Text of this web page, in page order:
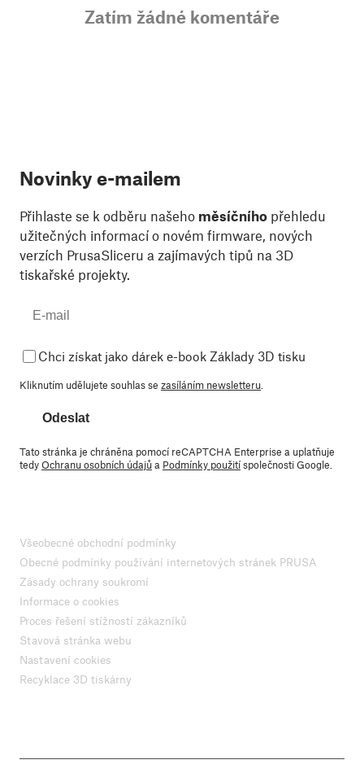
Zatím žádné komentáře
Novinky e-mailem
Přihlaste se k odběru našeho měsíčního přehledu
užitečných informací o novém firmware, nových
verzích PrusaSliceru a zajímavých tipů na 3D
tiskařské projekty.
Chci získat jako dárek e-book Základy 3D tisku
Kliknutím udělujete souhlas se zasíláním newsletteru
Odeslat
Tato stránka je chráněna pomocí reCAPTCHA Enterprise a uplatňuje
tedyOchranu osobních údajůa Podmínky použitíspolečnosti Google.
Všeobecné obchodní podmínky
Obecné podmínky používání internetových stránek PRUSA
Zásady ochrany soukromí
Informace o cookies
Proces řešení stížností zákazníků
Stavová stránka webu
Nastavení cookies
Recyklace 3D tiskárny